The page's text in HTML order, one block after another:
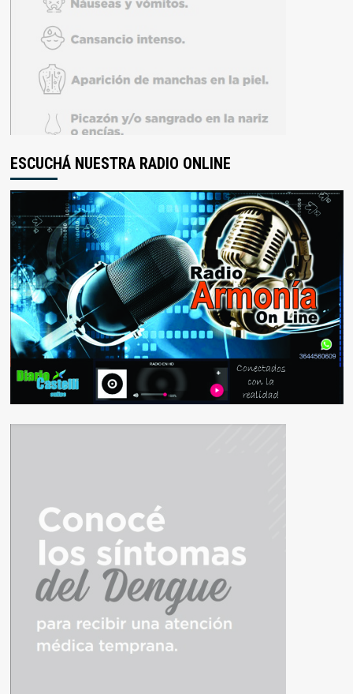
ESCUCHÁ NUESTRA RADIO ONLINE